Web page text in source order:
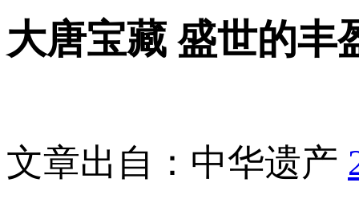
大唐宝藏 盛世的丰
文章出自：中华遗产